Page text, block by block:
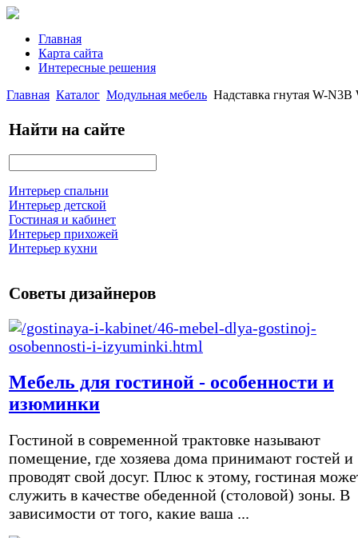
Главная
Карта сайта
Интересные решения
Главная Каталог Модульная мебель Надставка гнутая W-
Найти на сайте
Интерьер спальни
Интерьер детской
Гостиная и кабинет
Интерьер прихожей
Интерьер кухни
Советы дизайнеров
Мебель для гостиной - особенности и
изюминки
Гостиной в современной трактовке называют
помещение, где хозяева дома принимают гостей и
проводят свой досуг. Плюс к этому, гостиная
служить в качестве обеденной (столовой) зоны. В
зависимости от того, какие ваша ...